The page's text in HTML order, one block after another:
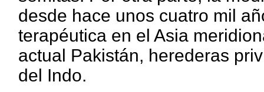
desde hace unos cuatro mil
terapéutica en el Asia
actual Pakistán, herederas
del Indo.